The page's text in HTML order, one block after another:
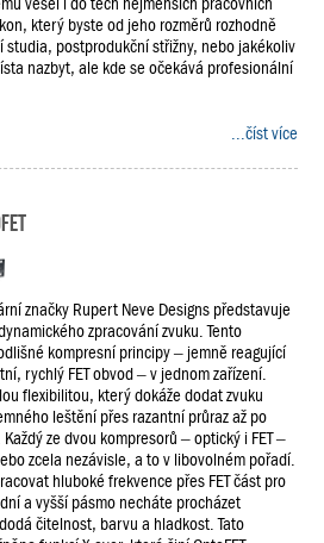
který byste od jeho rozměrů rozhodně
studia, postprodukční střižny, nebo jakékoliv
nazbyt, ale kde se očekává profesionální
...číst více
značky Rupert Neve Designs představuje
zpracování zvuku. Tento
kompresní principy – jemně reagující
rychlý FET obvod – v jednom zařízení.
flexibilitou, který dokáže dodat zvuku
leštění přes razantní průraz až po
ze dvou kompresorů – optický i FET –
zcela nezávisle, a to v libovolném pořadí.
hluboké frekvence přes FET část pro
a vyšší pásmo necháte procházet
čitelnost, barvu a hladkost. Tato